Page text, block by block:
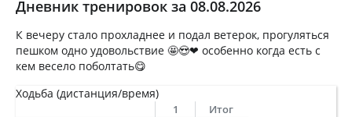
Дневник тренировок за 08.08.2026
К вечеру стало прохладнее и подал ветерок, прогуляться
пешком одно удовольствие 🤩😍❤ особенно когда есть с
кем весело поболтать😋
Ходьба (дистанция/время)
1 Итог